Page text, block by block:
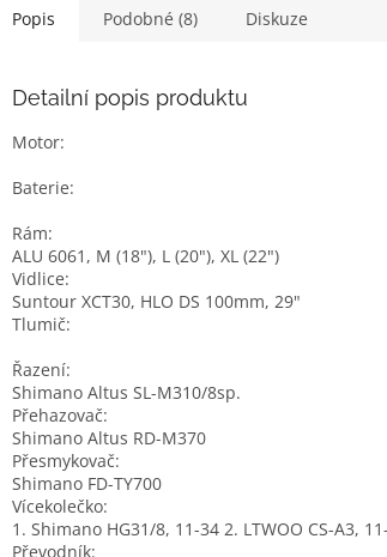
Popis Podobné (8) Diskuze
Detailní popis produktu
Motor:
Baterie:
Rám:
ALU 6061, M (18"), L (20"), XL (22")
Vidlice:
Suntour XCT30, HLO DS 100mm, 29"
Tlumič:
Řazení:
Shimano Altus SL-M310/8sp.
Přehazovač:
Shimano Altus RD-M370
Přesmykovač:
Shimano FD-TY700
Vícekolečko:
1. Shimano HG31/8, 11-34 2. LTWOO CS-A3,
Převodník: